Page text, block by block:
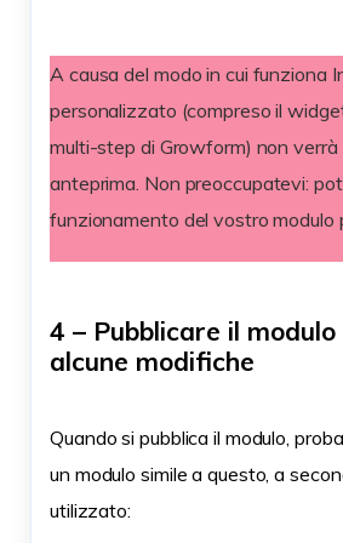
A causa del modo in cui funziona
personalizzato (compreso il
multi-step di Growform) non verrà
anteprima. Non preoccupatevi:
funzionamento del vostro modulo
4 – Pubblicare il
alcune modifiche
Quando si pubblica il modulo,
un modulo simile a questo, a
utilizzato: